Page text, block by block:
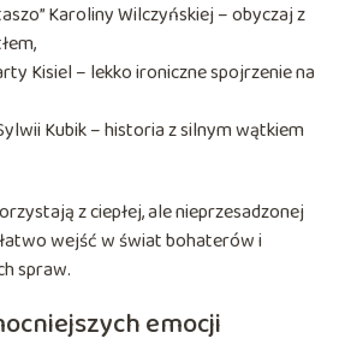
Karoliny Wilczyńskiej – obyczaj z
Kisiel – lekko ironiczne spojrzenie na
Kubik – historia z silnym wątkiem
z ciepłej, ale nieprzesadzonej
wejść w świat bohaterów i
spraw.
emocji